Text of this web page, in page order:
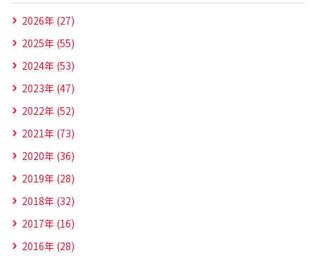
2026年 (27)
2025年 (55)
2024年 (53)
2023年 (47)
2022年 (52)
2021年 (73)
2020年 (36)
2019年 (28)
2018年 (32)
2017年 (16)
2016年 (28)